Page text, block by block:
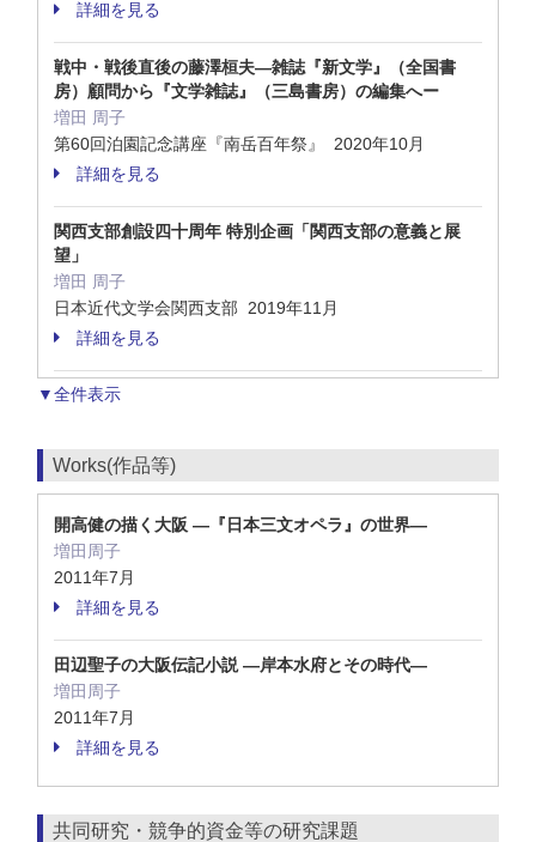
詳細を見る
戦中・戦後直後の藤澤桓夫―雑誌『新文学』（全国書
房）顧問から『文学雑誌』（三島書房）の編集へー
増田 周子
第60回泊園記念講座『南岳百年祭』 2020年10月
詳細を見る
関西支部創設四十周年 特別企画「関西支部の意義と展
望」
増田 周子
日本近代文学会関西支部 2019年11月
詳細を見る
▼全件表示
Works(作品等)
開高健の描く大阪 ―『日本三文オペラ』の世界―
増田周子
2011年7月
詳細を見る
田辺聖子の大阪伝記小説 ―岸本水府とその時代―
増田周子
2011年7月
詳細を見る
共同研究・競争的資金等の研究課題